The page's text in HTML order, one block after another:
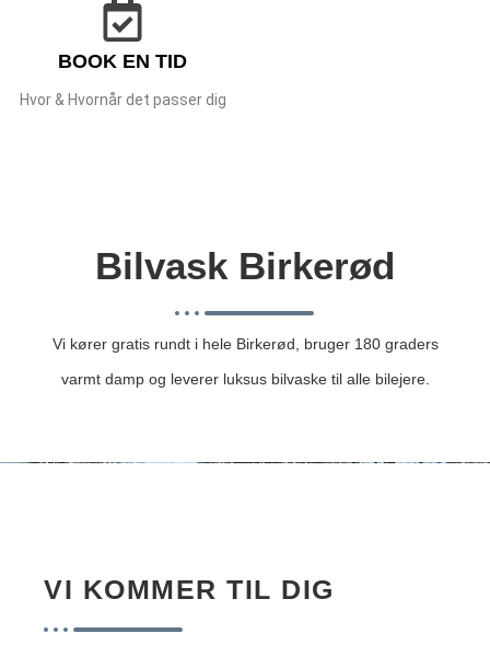
BOOK EN TID
Hvor & Hvornår det passer dig
Bilvask Birkerød
Vi kører gratis rundt i hele Birkerød, bruger 180 graders
varmt damp og leverer luksus bilvaske til alle bilejere.
VI KOMMER TIL DIG